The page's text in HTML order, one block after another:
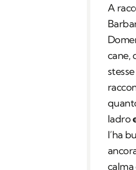
A
cane,
ladro
l’ha